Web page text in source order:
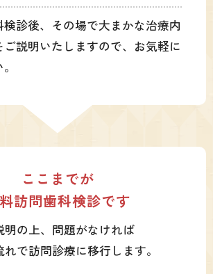
診後、その場で大まかな治療内
説明いたしますので、お気軽に
ここまでが
訪問歯科検診です
明の上、問題がなければ
で訪問診療に移行します。